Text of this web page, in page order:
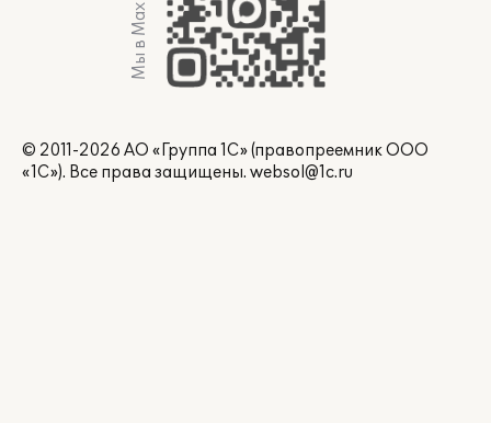
Мы в Max
© 2011-2026 АО «Группа 1С» (правопреемник ООО
«1С»). Все права защищены. websol@1c.ru